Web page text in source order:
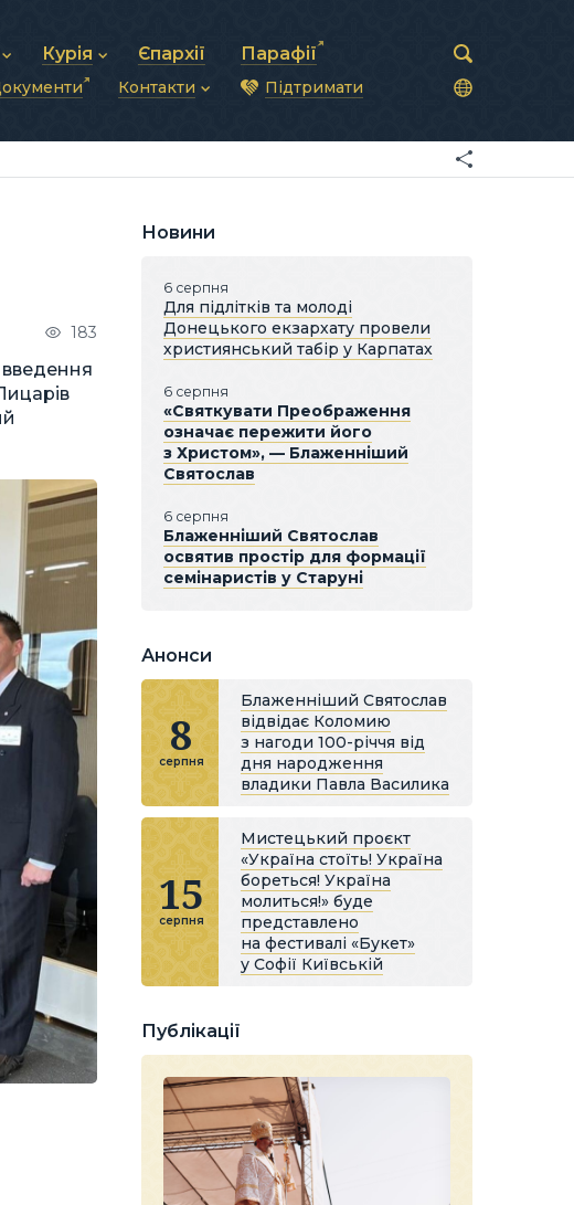
Синоди
Курія
Душпастирська рада
Зв’язки та комунікації
Єпархії Парафії
Контакти
Синоди Єпископів
Патріарша курія
Підтримати
183
Новини
6 серпня
Для підлітків та молоді
Донецького екзархату провели
християнський табір у Карпатах
6 серпня
«Святкувати Преображення
означає пережити його
з Христом», — Блаженніший
Святослав
6 серпня
Блаженніший Святослав
освятив простір для формації
семінаристів у Старуні
Анонси
8
серпня
Блаженніший Святослав
відвідає Коломию
з нагоди 100-річчя від
дня народження
владики Павла Василика
15
серпня
Мистецький проєкт
«Україна стоїть! Україна
бореться! Україна
молиться!» буде
представлено
на фестивалі «Букет»
у Софії Київській
Публікації